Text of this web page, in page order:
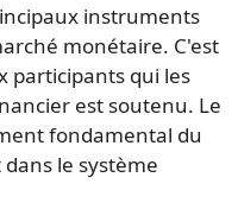
instruments
monétaire. C'est
participants qui les
est soutenu. Le
fondamental du
le système